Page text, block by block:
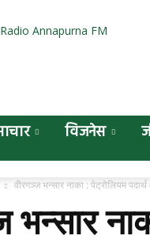
Online
विजनेस
वीरगञ्ज भन्सार नाका : पेट्रोलियम
भन्सार